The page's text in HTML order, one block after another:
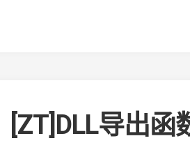
[ZT]DLL导出函